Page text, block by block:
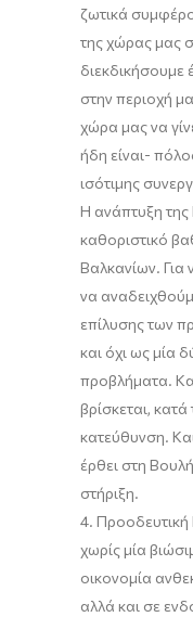
ζωτικά
της χώρας μας
διεκδικήσουμε
στην περιοχή
χώρα μας να
ήδη είναι-
ισότιμης
H ανάπτυξη
καθοριστικό
Βαλκανίων. Για
να
επίλυσης των
και όχι ως μία
προβλήματα.
βρίσκεται,
κατεύθυνση.
έρθει στη
στήριξη.
4. Προοδευτική
χωρίς μία
οικονομία
αλλά και σε